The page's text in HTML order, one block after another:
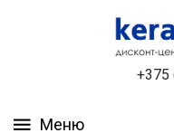
+375